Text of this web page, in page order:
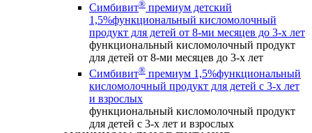
Симбивит® премиум детский
1,5%функциональный кисломолочный
продукт для детей от 8-ми месяцев до 3-х лет
функциональный кисломолочный продукт
для детей от 8-ми месяцев до 3-х лет
Симбивит® премиум 1,5%функциональный
кисломолочный продукт для детей с 3-х лет
и взрослых
функциональный кисломолочный продукт
для детей с 3-х лет и взрослых